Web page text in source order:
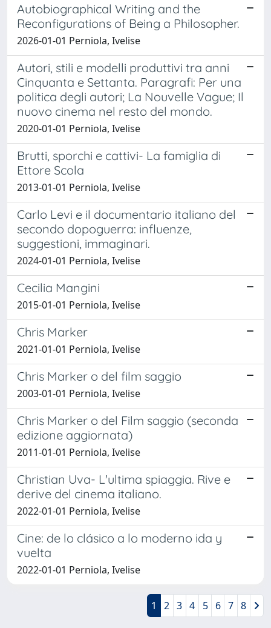
Autobiographical Writing and the
Reconfigurations of Being a Philosopher.
2026-01-01 Perniola, Ivelise
Autori, stili e modelli produttivi tra anni
Cinquanta e Settanta. Paragrafi: Per una
politica degli autori; La Nouvelle Vague; Il
nuovo cinema nel resto del mondo.
2020-01-01 Perniola, Ivelise
Brutti, sporchi e cattivi- La famiglia di
Ettore Scola
2013-01-01 Perniola, Ivelise
Carlo Levi e il documentario italiano del
secondo dopoguerra: influenze,
suggestioni, immaginari.
2024-01-01 Perniola, Ivelise
Cecilia Mangini
2015-01-01 Perniola, Ivelise
Chris Marker
2021-01-01 Perniola, Ivelise
Chris Marker o del film saggio
2003-01-01 Perniola, Ivelise
Chris Marker o del Film saggio (seconda
edizione aggiornata)
2011-01-01 Perniola, Ivelise
Christian Uva- L'ultima spiaggia. Rive e
derive del cinema italiano.
2022-01-01 Perniola, Ivelise
Cine: de lo clásico a lo moderno ida y
vuelta
2022-01-01 Perniola, Ivelise
1 2 3 4 5 6 7 8